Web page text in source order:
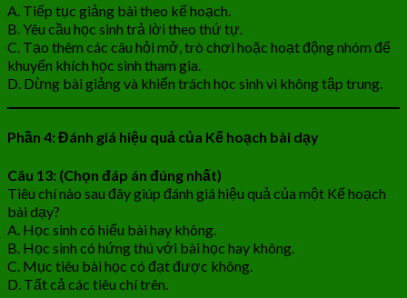
A. Tiếp tục giảng bài theo kế hoạch.
B. Yêu cầu học sinh trả lời theo thứ tự.
C. Tạo thêm các câu hỏi mở, trò chơi hoặc hoạt động nhóm để
khuyến khích học sinh tham gia.
D. Dừng bài giảng và khiển trách học sinh vì không tập trung.
Phần 4: Đánh giá hiệu quả của Kế hoạch bài dạy
Câu 13: (Chọn đáp án đúng nhất)
Tiêu chí nào sau đây giúp đánh giá hiệu quả của một Kế hoạch
bài dạy?
A. Học sinh có hiểu bài hay không.
B. Học sinh có hứng thú với bài học hay không.
C. Mục tiêu bài học có đạt được không.
D. Tất cả các tiêu chí trên.